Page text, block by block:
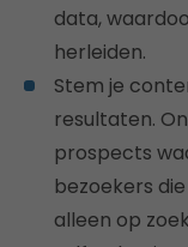
data,
herleiden.
Stem je
resultaten.
prospects
bezoekers
alleen op